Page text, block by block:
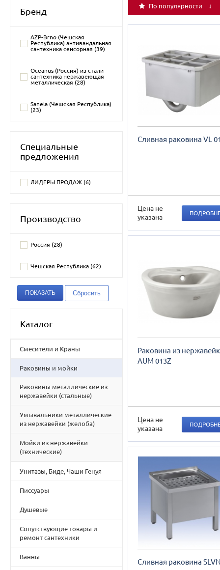
Бренд
AZP-Brno (Чешская
Республика) антивандальная
сантехника сенсорная (39)
Oceanus (Россия) из стали
сантехника нержавеющая
металлическая (28)
Sanela (Чешская Республика)
(23)
Специальные
предложения
ЛИДЕРЫ ПРОДАЖ (6)
Производство
Россия (28)
Чешская Республика (62)
Каталог
Смесители и Краны
Раковины и мойки
Раковины металлические из
нержавейки (стальные)
Умывальники металлические
из нержавейки (желоба)
Мойки из нержавейки
(технические)
Унитазы, Биде, Чаши Генуя
Писсуары
Душевые
Сопутствующие товары и
ремонт сантехники
Ванны
По популярности ↓
Сливная раковина VL
Цена не
указана
Раковина из
AUM 013Z
Цена не
указана
Сливная раковина